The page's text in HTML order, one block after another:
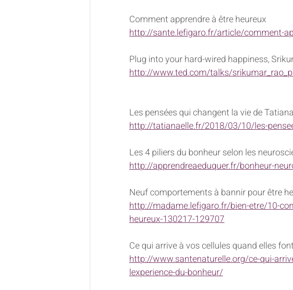
Comment apprendre à être heureux
http://sante.lefigaro.fr/article/comment-
Plug into your hard-wired happiness,
http://www.ted.com/talks/
Les pensées qui changent la vie de
http://tatianaelle.fr/2018/03/10/les-
Les 4 piliers du bonheur selon les
http://apprendreaeduquer.fr/bonheur-
Neuf comportements à bannir pour être
http://madame.lefigaro.fr/bien-etre/10-
heureux-130217-129707
Ce qui arrive à vos cellules quand elles
http://www.santenaturelle.org/ce-qui-
lexperience-du-bonheur/